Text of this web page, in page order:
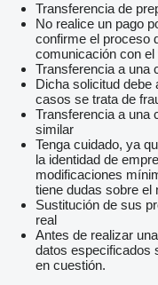
Transferencia de
No realice un pago
confirme el proceso
comunicación con el
Transferencia a una
Dicha solicitud debe
casos se trata de
Transferencia a una
similar
Tenga cuidado, ya
la identidad de
modificaciones
tiene dudas sobre el
Sustitución de sus
real
Antes de realizar
datos especificados
en cuestión.